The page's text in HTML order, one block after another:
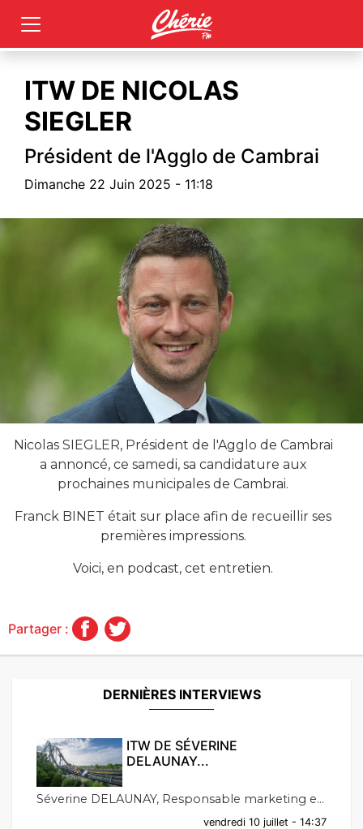
ITW DE NICOLAS
SIEGLER
Président de l'Agglo de Cambrai
Dimanche 22 Juin 2025 - 11:18
Nicolas SIEGLER, Président de l'Agglo de Cambrai
a annoncé, ce samedi, sa candidature aux
prochaines municipales de Cambrai.
Franck BINET était sur place afin de recueillir ses
premières impressions.
Voici, en podcast, cet entretien.
Partager :
DERNIÈRES INTERVIEWS
ITW DE SÉVERINE
DELAUNAY...
Séverine DELAUNAY, Responsable marketing e...
vendredi 10 juillet - 14:37